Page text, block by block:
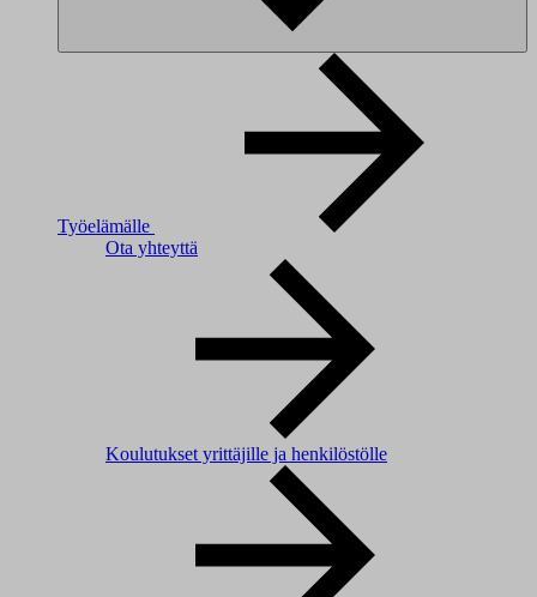
Työelämälle
Ota yhteyttä
Koulutukset yrittäjille ja henkilöstölle